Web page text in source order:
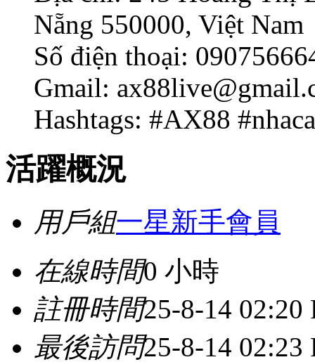
Nẵng 550000, Việt Nam
Số điện thoại:
Gmail:
Hashtags: #AX88
活躍概況
用戶組一星新手會員
在線時間0 小時
註冊時間25-8-14 02:20
最後訪問25-8-14 02:23